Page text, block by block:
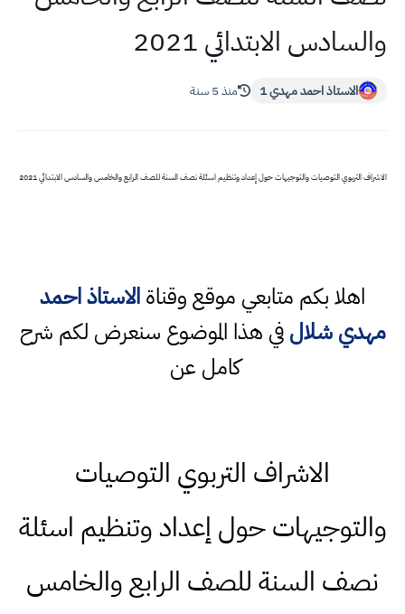
والسادس الابتدائي 2021
الاستاذ احمد مهدي 1 منذ 5 سنة
الاشراف التربوي التوصيات والتوجيهات حول إعداد وتنظيم اسئلة نصف السنة للصف الرابع والخامس والسادس الابتدائي 2021
اهلا بكم متابعي موقع وقناةالاستاذ احمد
مهدي شلالفي هذا الموضوع سنعرض لكم شرح
كامل عن
الاشراف التربوي التوصيات
والتوجيهات حول إعداد وتنظيم اسئلة
نصف السنة للصف الرابع والخامس